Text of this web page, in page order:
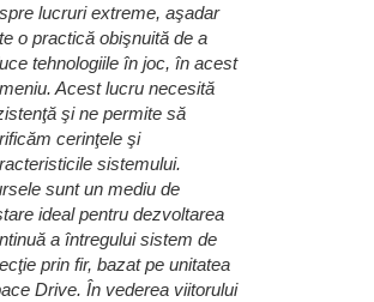
lucruri extreme, aşadar
o practică obişnuită de a
tehnologiile în joc, în acest
Acest lucru necesită
şi ne permite să
cerinţele şi
sistemului.
sunt un mediu de
ideal pentru dezvoltarea
a întregului sistem de
prin fir, bazat pe unitatea
Drive. În vederea viitorului